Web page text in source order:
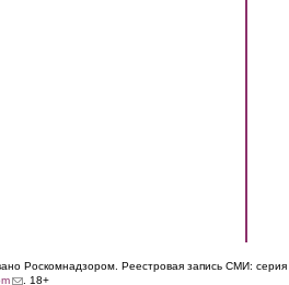
Роскомнадзором. Реестровая запись СМИ: серия
(link sends e-mail)
. 18+